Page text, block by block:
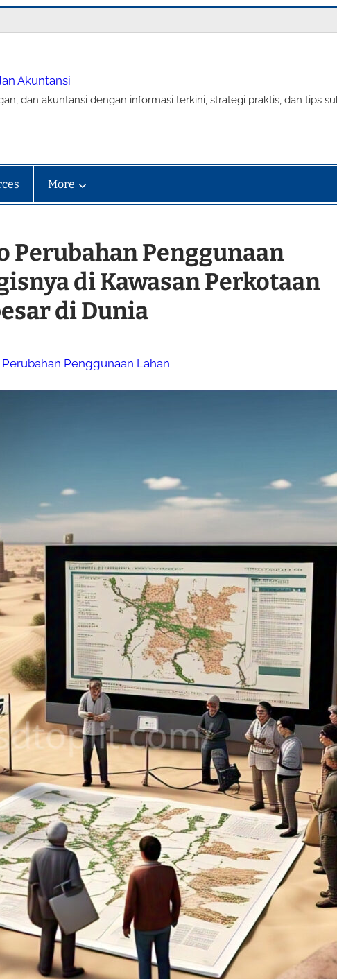
Akuntansi
dan akuntansi dengan informasi terkini, strategi praktis, dan tips
More
Penggunaan
di Kawasan Perkotaan
di Dunia
Penggunaan Lahan